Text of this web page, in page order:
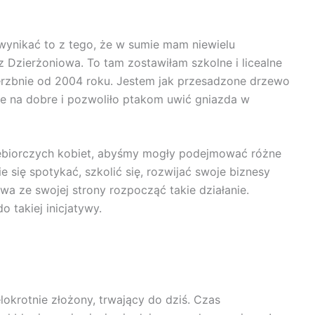
to z tego, że w sumie mam niewielu
To tam zostawiłam szkolne i licealne
od 2004 roku. Jestem jak przesadzone drzewo
na dobre i pozwoliło ptakom uwić gniazda w
kobiet, abyśmy mogły podejmować różne
się spotykać, szkolić się, rozwijać swoje biznesy
ze swojej strony rozpocząć takie działanie.
takiej inicjatywy.
złożony, trwający do dziś. Czas